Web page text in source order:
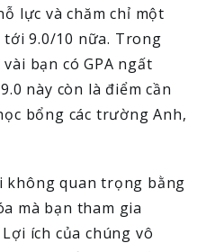
lực và chăm chỉ một
9.0/10 nữa. Trong
bạn có GPA ngất
này còn là điểm cần
bổng các trường Anh,
không quan trọng bằng
mà bạn tham gia
ích của chúng vô